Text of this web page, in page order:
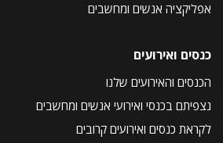
אפליקציה אנשים ומחשבים
כנסים ואירועים
הכנסים והאירועים שלנו
נצפיתם בכנסי ואירועי אנשים ומחשבים
לקראת כנסים ואירועים קרובים